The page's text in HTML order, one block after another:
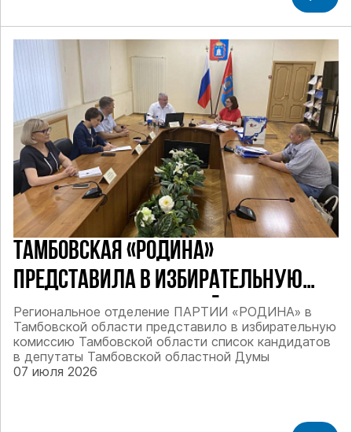
ТАМБОВСКАЯ «РОДИНА»
ПРЕДСТАВИЛА В ИЗБИРАТЕЛЬНУЮ
КОМИССИЮ ТАМБОВСКОЙ ОБЛАСТИ
СПИСОК КАНДИДАТОВ В ДЕПУТАТЫ
ТАМБОВСКОЙ ОБЛАСТНОЙ ДУМЫ
Региональное отделение ПАРТИИ «РОДИНА» в
Тамбовской области представило в избирательную
комиссию Тамбовской области список кандидатов
в депутаты Тамбовской областной Думы
07 июля 2026